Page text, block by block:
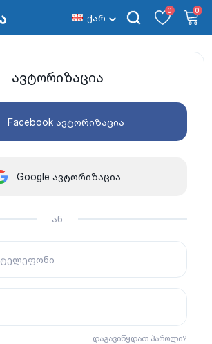
ქარ
0 0
ავტორიზაცია
Facebook ავტორიზაცია
Google ავტორიზაცია
ან
ტელეფონი
დაგავიწყდათ პაროლი?